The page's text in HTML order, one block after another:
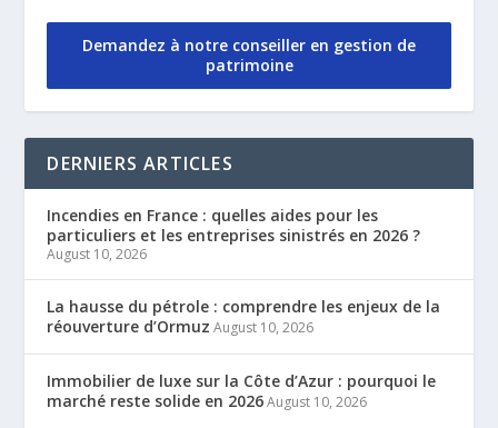
Demandez à notre conseiller en gestion de
patrimoine
DERNIERS ARTICLES
Incendies en France : quelles aides pour les
particuliers et les entreprises sinistrés en 2026 ?
August 10, 2026
La hausse du pétrole : comprendre les enjeux de la
réouverture d’Ormuz August 10, 2026
Immobilier de luxe sur la Côte d’Azur : pourquoi le
marché reste solide en 2026 August 10, 2026